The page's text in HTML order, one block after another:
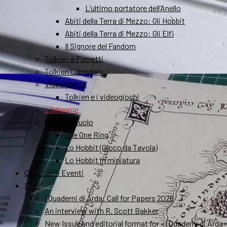
L’ultimo portatore dell’Anello
Abiti della Terra di Mezzo: Gli Hobbit
Abiti della Terra di Mezzo: Gli Elfi
Il Signore del Fandom
Tolkien a Fumetti
Tolkien Calendars
Videogames
Tolkien e i videogiochi
Librigame
Gioco di Ruolo
The One Ring
Lo Hobbit (Gioco da Tavola)
Lo Hobbit in miniatura
Calendario Eventi
ENG
I Quaderni di Arda: Call for Papers 2026
An interview with R. Scott Bakker
New Issue and editorial format for «I Quaderni di Arda»